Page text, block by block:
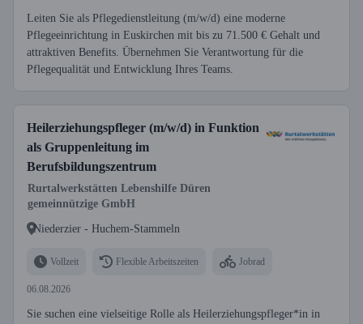
Leiten Sie als Pflegedienstleitung (m/w/d) eine moderne
Pflegeeinrichtung in Euskirchen mit bis zu 71.500 € Gehalt und
attraktiven Benefits. Übernehmen Sie Verantwortung für die
Pflegequalität und Entwicklung Ihres Teams.
Heilerziehungspfleger (m/w/d) in Funktion
als Gruppenleitung im
Berufsbildungszentrum
Rurtalwerkstätten Lebenshilfe Düren
gemeinnützige GmbH
Niederzier - Huchem-Stammeln
Vollzeit Flexible Arbeitszeiten Jobrad
06.08.2026
Sie suchen eine vielseitige Rolle als Heilerziehungspfleger*in in